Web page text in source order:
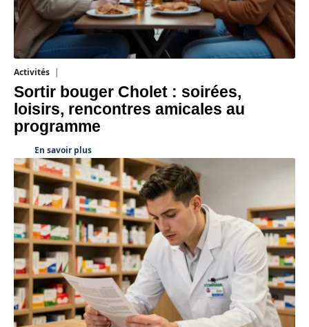
Activités
Sortir bouger Cholet : soirées,
loisirs, rencontres amicales au
programme
En savoir plus